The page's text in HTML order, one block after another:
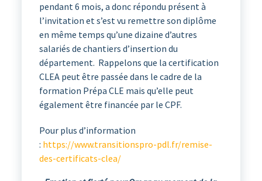
pendant 6 mois, a donc répondu présent à
l’invitation et s’est vu remettre son diplôme
en même temps qu’une dizaine d’autres
salariés de chantiers d’insertion du
département. Rappelons que la certification
CLEA peut être passée dans le cadre de la
formation Prépa CLE mais qu’elle peut
également être financée par le CPF.
Pour plus d’information
: https://www.transitionspro-pdl.fr/remise-
des-certificats-clea/